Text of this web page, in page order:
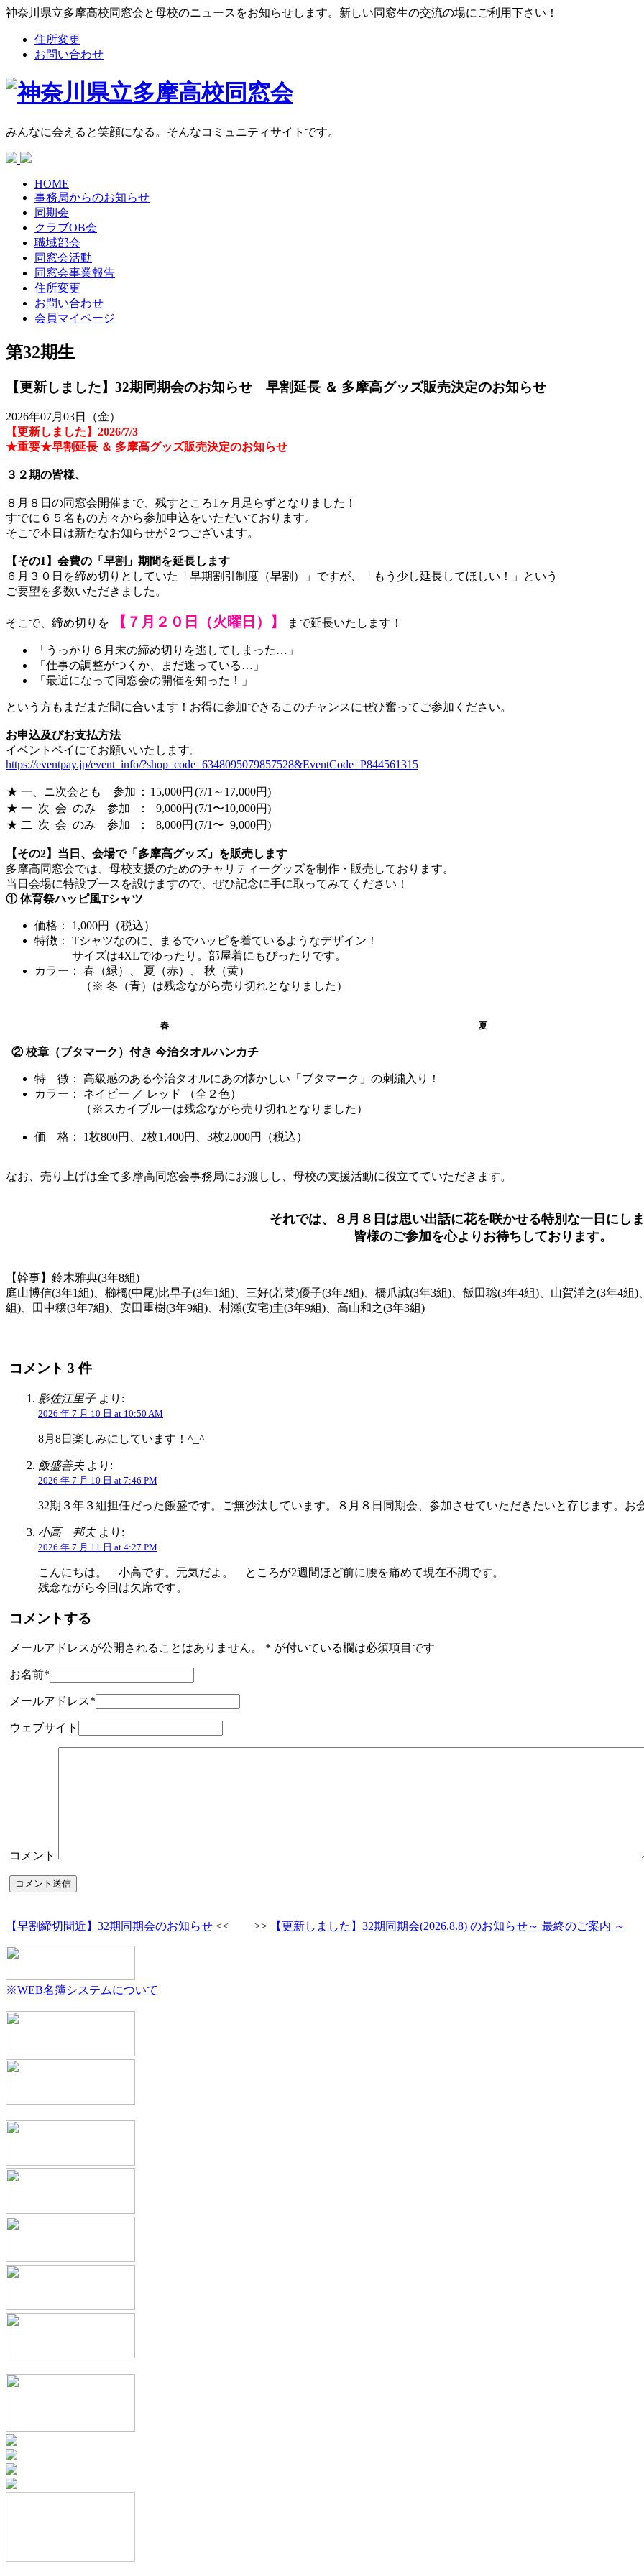
神奈川県立多摩高校同窓会と母校のニュースをお知らせします。新しい同窓生の交流の場にご利用下さい！
住所変更
お問い合わせ
みんなに会えると笑顔になる。そんなコミュニティサイトです。
HOME
事務局からのお知らせ
同期会
クラブOB会
職域部会
同窓会活動
同窓会事業報告
住所変更
お問い合わせ
会員マイページ
第32期生
【更新しました】32期同期会のお知らせ 早割延長 ＆ 多摩高グッズ販売決定のお知らせ
2026年07月03日（金）
【更新しました】2026/7/3
★重要★早割延長 ＆ 多摩高グッズ販売決定のお知らせ
３２期の皆様、
８月８日の同窓会開催まで、残すところ1ヶ月足らずとなりました！
すでに６５名もの方々から参加申込をいただいております。
そこで本日は新たなお知らせが２つございます。
【その1】会費の「早割」期間を延長します
６月３０日を締め切りとしていた「早期割引制度（早割）」ですが、「もう少し延長してほしい！」という
ご要望を多数いただきました。
そこで、締め切りを 【７月２０日（火曜日）】 まで延長いたします！
「うっかり６月末の締め切りを逃してしまった…」
「仕事の調整がつくか、まだ迷っている…」
「最近になって同窓会の開催を知った！」
という方もまだまだ間に合います！お得に参加できるこのチャンスにぜひ奮ってご参加ください。
お申込及びお支払方法
イベントペイにてお願いいたします。
https://eventpay.jp/event_info/?shop_code=6348095079857528&EventCode=P844561315
★ 一、ニ次会とも 参加 ： 15,000円 (7/1～17,000円)
★ 一 次 会 のみ 参加
： 9,000円 (7/1〜10,000円)
★ 二 次 会 のみ 参加
： 8,000円 (7/1〜 9,000円)
【その2】当日、会場で「多摩高グッズ」を販売します
多摩高同窓会では、母校支援のためのチャリティーグッズを制作・販売しております。
当日会場に特設ブースを設けますので、ぜひ記念に手に取ってみてください！
① 体育祭ハッピ風Tシャツ
価格： 1,000円（税込）
特徴： Tシャツなのに、まるでハッピを着ているようなデザイン！
サイズは4XLでゆったり。部屋着にもぴったりです。
カラー： 春（緑）、 夏（赤）、 秋（黄）
（※ 冬（青）は残念ながら売り切れとなりました）
春 夏
② 校章（ブタマーク）付き 今治タオルハンカチ
特 徴： 高級感のある今治タオルにあの懐かしい「ブタマーク」の刺繍入り！
カラー： ネイビー ／ レッド （全２色）
（※スカイブルーは残念ながら売り切れとなりました）
価 格： 1枚800円、2枚1,400円、3枚2,000円（税込）
なお、売り上げは全て多摩高同窓会事務局にお渡しし、母校の支援活動に役立てていただきます。
それでは、８月８日は思い出話に花を咲かせる特別な一日にしま
皆様のご参加を心よりお待ちしております。
【幹事】鈴木雅典(3年8組)
庭山博信(3年1組)、櫛橋(中尾)比早子(3年1組)、三好(若菜)優子(3年2組)、橋爪誠(3年3組)、飯田聡(3年4組)、山賀洋之(3年4
組)、田中穣(3年7組)、安田重樹(3年9組)、村瀬(安宅)圭(3年9組)、高山和之(3年3組)
コメント 3 件
影佐江里子より:
2026 年 7 月 10 日 at 10:50 AM
8月8日楽しみにしています！^_^
飯盛善夫より:
2026 年 7 月 10 日 at 7:46 PM
32期３年３組担任だった飯盛です。ご無沙汰しています。８月８日同期会、参加させていただきたいと存じます。お
小高 邦夫より:
2026 年 7 月 11 日 at 4:27 PM
こんにちは。 小高です。元気だよ。 ところが2週間ほど前に腰を痛めて現在不調です。
残念ながら今回は欠席です。
コメントする
メールアドレスが公開されることはありません。 * が付いている欄は必須項目です
お名前*
メールアドレス*
ウェブサイト
コメント
【早割締切間近】32期同期会のお知らせ << >> 【更新しました】32期同期会(2026.8.8) のお知らせ～ 最終のご案内 ～
※WEB名簿システムについて